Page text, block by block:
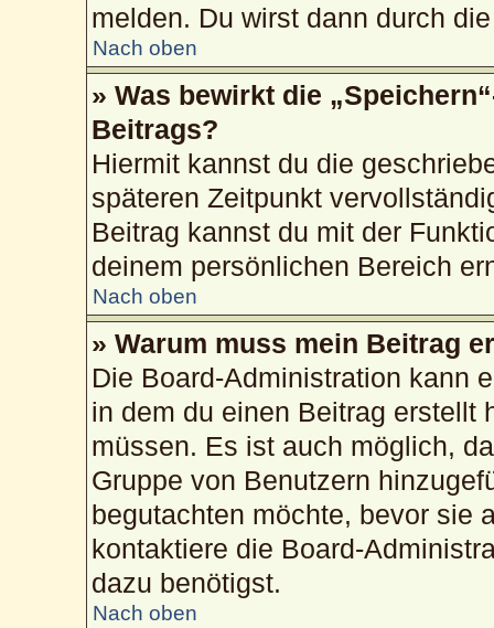
melden. Du wirst dann durch
Nach oben
» Was bewirkt die
Beitrags?
Hiermit kannst du die
späteren Zeitpunkt
Beitrag kannst du mit der
deinem persönlichen Bereich
Nach oben
» Warum muss mein Beitrag
Die Board-Administration kann
in dem du einen Beitrag erstellt
müssen. Es ist auch möglich,
Gruppe von Benutzern
begutachten möchte, bevor sie
kontaktiere die Board-
dazu benötigst.
Nach oben